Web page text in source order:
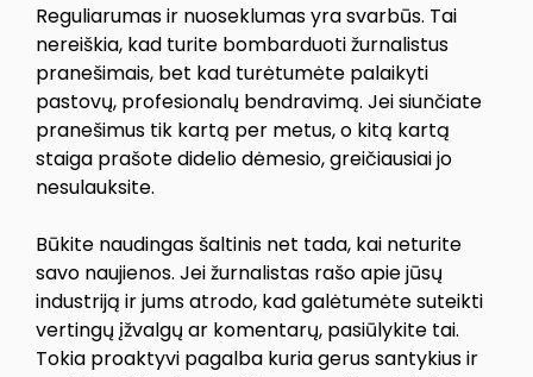
Reguliarumas ir nuoseklumas yra svarbūs. Tai
nereiškia, kad turite bombarduoti žurnalistus
pranešimais, bet kad turėtumėte palaikyti
pastovų, profesionalų bendravimą. Jei siunčiate
pranešimus tik kartą per metus, o kitą kartą
staiga prašote didelio dėmesio, greičiausiai jo
nesulauksite.
Būkite naudingas šaltinis net tada, kai neturite
savo naujienos. Jei žurnalistas rašo apie jūsų
industriją ir jums atrodo, kad galėtumėte suteikti
vertingų įžvalgų ar komentarų, pasiūlykite tai.
Tokia proaktyvi pagalba kuria gerus santykius ir